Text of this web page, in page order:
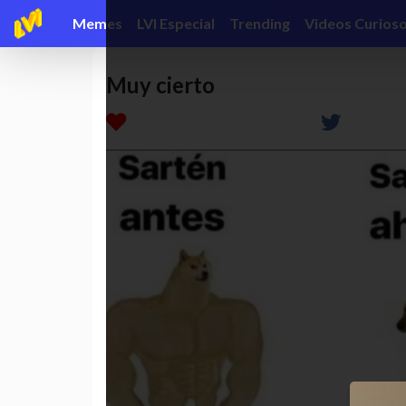
Memes LVI Especial Trending Videos
Muy cierto